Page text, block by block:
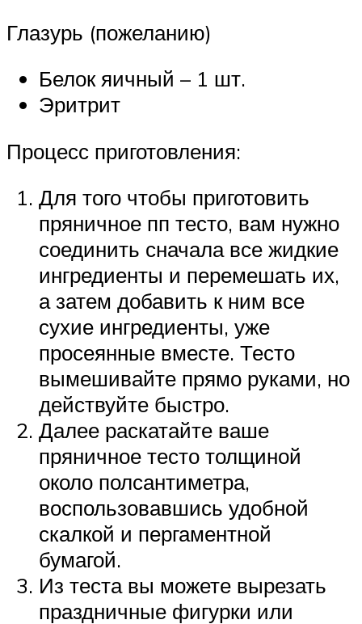
Глазурь (пожеланию)
Белок яичный – 1 шт.
Эритрит
Процесс приготовления:
Для того чтобы приготовить
пряничное пп тесто, вам нужно
соединить сначала все жидкие
ингредиенты и перемешать их,
а затем добавить к ним все
сухие ингредиенты, уже
просеянные вместе. Тесто
вымешивайте прямо руками, но
действуйте быстро.
Далее раскатайте ваше
пряничное тесто толщиной
около полсантиметра,
воспользовавшись удобной
скалкой и пергаментной
бумагой.
Из теста вы можете вырезать
праздничные фигурки или